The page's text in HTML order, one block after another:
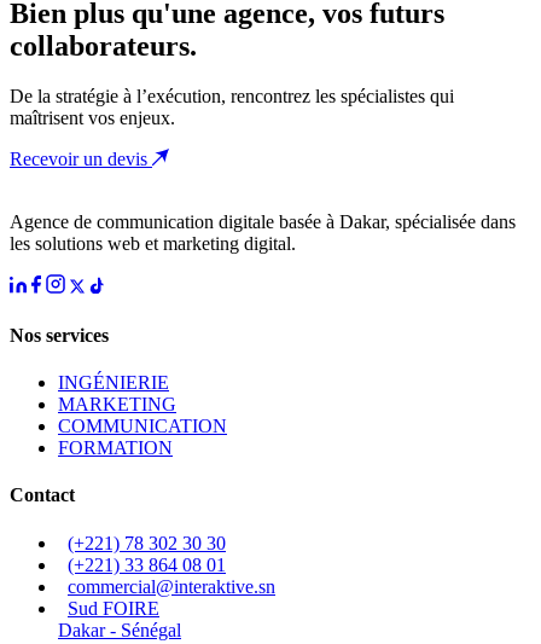
Bien plus qu'une agence, vos futurs
collaborateurs.
De la stratégie à l’exécution, rencontrez les spécialistes qui
maîtrisent vos enjeux.
Recevoir un devis
Agence de communication digitale basée à Dakar, spécialisée dans
les solutions web et marketing digital.
Nos services
INGÉNIERIE
MARKETING
COMMUNICATION
FORMATION
Contact
(+221) 78 302 30 30
(+221) 33 864 08 01
commercial@interaktive.sn
Sud FOIRE
Dakar - Sénégal